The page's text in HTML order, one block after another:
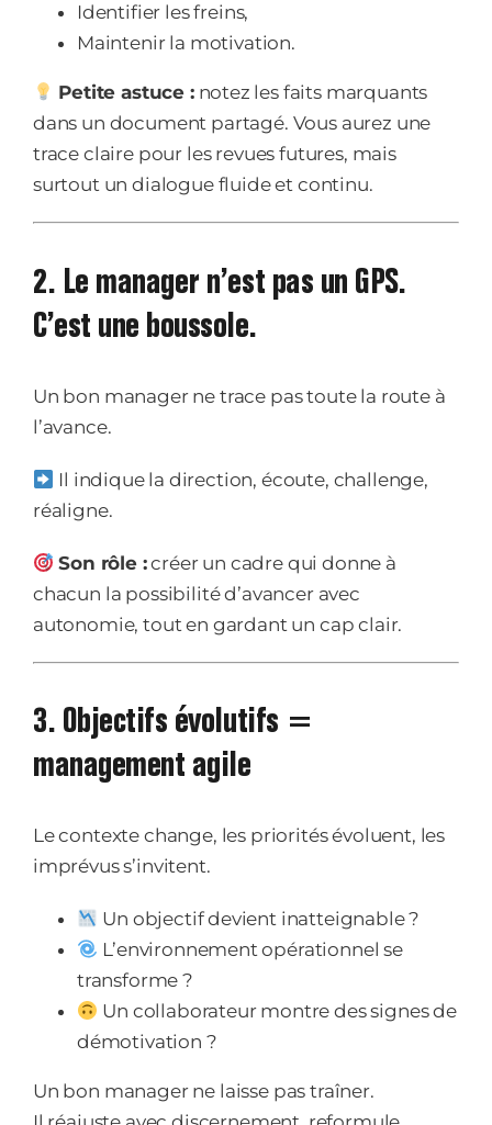
Identifier les freins,
Maintenir la motivation.
Petite astuce :notez les faits marquants
dans un document partagé. Vous aurez une
trace claire pour les revues futures, mais
surtout un dialogue fluide et continu.
2. Le manager n’est pas un GPS.
C’est une boussole.
Un bon manager ne trace pas toute la route à
l’avance.
Il indique la direction, écoute, challenge,
réaligne.
Son rôle :créer un cadre qui donne à
chacun la possibilité d’avancer avec
autonomie, tout en gardant un cap clair.
3. Objectifs évolutifs =
management agile
Le contexte change, les priorités évoluent, les
imprévus s’invitent.
Un objectif devient inatteignable ?
L’environnement opérationnel se
transforme ?
Un collaborateur montre des signes de
démotivation ?
Un bon manager ne laisse pas traîner.